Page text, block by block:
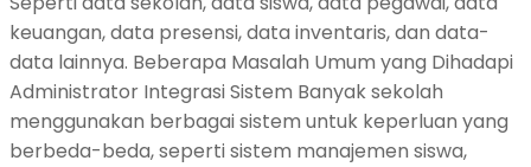
keuangan, data presensi, data inventaris, dan data-
data lainnya. Beberapa Masalah Umum yang Dihadapi
Administrator Integrasi Sistem Banyak sekolah
menggunakan berbagai sistem untuk keperluan yang
berbeda-beda, seperti sistem manajemen siswa,